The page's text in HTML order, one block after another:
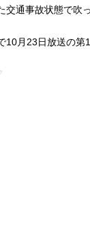
交通事故状態で吹
10月23日放送の第